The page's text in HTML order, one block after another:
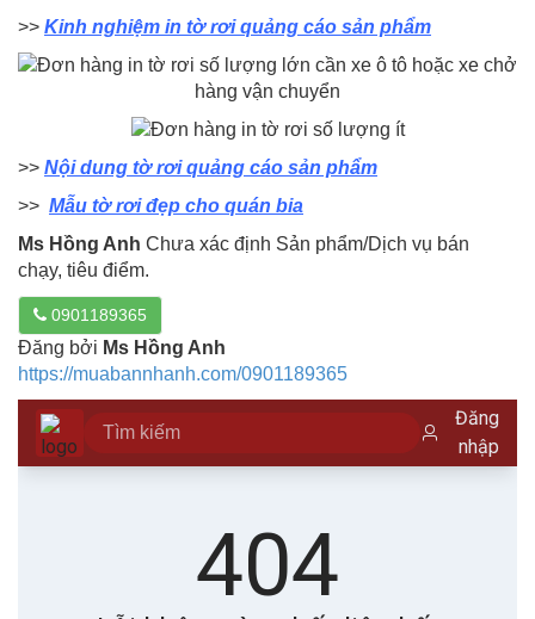
>> Kinh nghiệm in tờ rơi quảng cáo sản phẩm
>> Nội dung tờ rơi quảng cáo sản phẩm
>> Mẫu tờ rơi đẹp cho quán bia
Ms Hồng Anh Chưa xác định Sản phẩm/Dịch vụ bán
chạy, tiêu điểm.
0901189365
Đăng bởi Ms Hồng Anh
https://muabannhanh.com/0901189365